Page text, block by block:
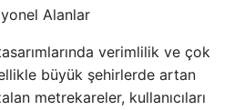
Alanlar
verimlilik ve çok
büyük şehirlerde artan
metrekareler, kullanıcıları